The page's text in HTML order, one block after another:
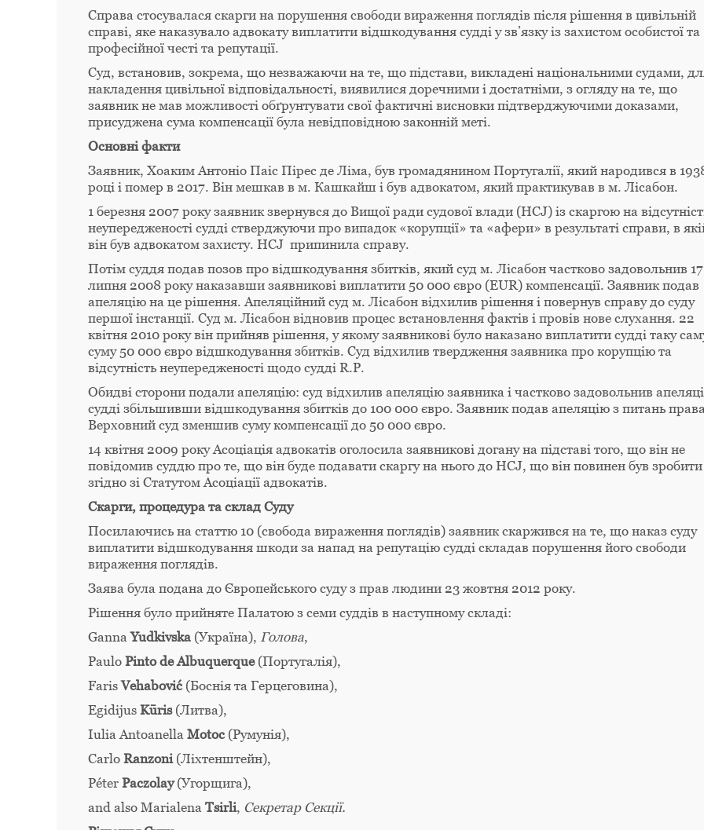
Справа стосувалася скарги на порушення свободи вираження поглядів після рішення в цивільній
справі, яке наказувало адвокату виплатити відшкодування судді у зв’язку із захистом особистої та
професійної честі та репутації.
Суд, встановив, зокрема, що незважаючи на те, що підстави, викладені національними судами,
накладення цивільної відповідальності, виявилися доречними і достатніми, з огляду на те, що
заявник не мав можливості обґрунтувати свої фактичні висновки підтверджуючими доказами,
присуджена сума компенсації була невідповідною законній меті.
Основні факти
Заявник, Хоаким Антоніо Паіс Пірес де Ліма, був громадянином Португалії, який народився в
році і помер в 2017. Він мешкав в м. Кашкайш і був адвокатом, який практикував в м. Лісабон.
1 березня 2007 року заявник звернувся до Вищої ради судової влади (HCJ) із скаргою на
неупередженості судді стверджуючи про випадок «корупції» та «афери» в результаті справи, в
він був адвокатом захисту. HCJ припинила справу.
Потім суддя подав позов про відшкодування збитків, який суд м. Лісабон частково задовольнив 17
липня 2008 року наказавши заявникові виплатити 50 000 євро (EUR) компенсації. Заявник подав
апеляцію на це рішення. Апеляційний суд м. Лісабон відхилив рішення і повернув справу до суду
першої інстанції. Суд м. Лісабон відновив процес встановлення фактів і провів нове слухання. 22
квітня 2010 року він прийняв рішення, у якому заявникові було наказано виплатити судді таку
суму 50 000 євро відшкодування збитків. Суд відхилив твердження заявника про корупцію та
відсутність неупередженості щодо судді R.P.
Обидві сторони подали апеляцію: суд відхилив апеляцію заявника і частково задовольнив
судді збільшивши відшкодування збитків до 100 000 євро. Заявник подав апеляцію з питань
Верховний суд зменшив суму компенсації до 50 000 євро.
14 квітня 2009 року Асоціація адвокатів оголосила заявникові догану на підставі того, що він не
повідомив суддю про те, що він буде подавати скаргу на нього до HCJ, що він повинен був зробити
згідно зі Статутом Асоціації адвокатів.
Скарги, процедура та склад Суду
Посилаючись на статтю 10 (свобода вираження поглядів) заявник скаржився на те, що наказ суду
виплатити відшкодування шкоди за напад на репутацію судді складав порушення його свободи
вираження поглядів.
Заява була подана до Європейського суду з прав людини 23 жовтня 2012 року.
Рішення було прийняте Палатою з семи суддів в наступному складі:
GannaYudkivska (Україна), Голова,
Paulo Pinto de Albuquerque(Португалія),
FarisVehabović (Боснія та Герцеговина),
Egidijus Kūris(Литва),
Iulia Antoanella Motoc(Румунія),
Carlo Ranzoni(Ліхтенштейн),
Péter Paczolay(Угорщига),
and also Marialena Tsirli, Секретар Секції.